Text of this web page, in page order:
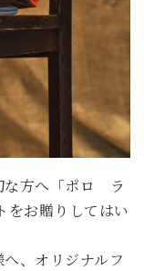
な方へ「ポロ ラ
をお贈りしてはい
、オリジナルフ